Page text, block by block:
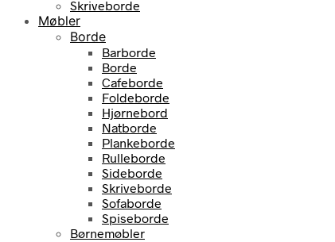
Skriveborde
Møbler
Borde
Barborde
Borde
Cafeborde
Foldeborde
Hjørnebord
Natborde
Plankeborde
Rulleborde
Sideborde
Skriveborde
Sofaborde
Spiseborde
Børnemøbler